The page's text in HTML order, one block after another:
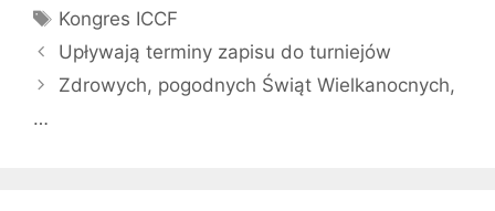
Tagi
Kongres ICCF
Upływają terminy zapisu do turniejów
Zdrowych, pogodnych Świąt Wielkanocnych,
…